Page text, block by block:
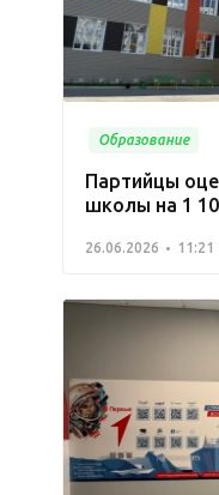
Образование
Партийцы
школы на 1
26.06.2026 11:21